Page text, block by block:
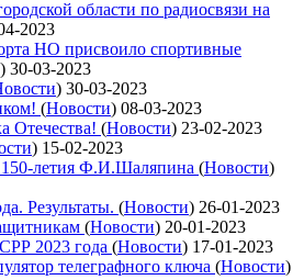
области по радиосвязи на
2023
НО присвоило спортивные
) 30-03-2023
) 30-03-2023
(Новости) 08-03-2023
Отечества! (Новости) 23-02-2023
) 15-02-2023
150-летия Ф.И.Шаляпина (Новости)
Результаты. (Новости) 26-01-2023
(Новости) 20-01-2023
2023 года (Новости) 17-01-2023
телеграфного ключа (Новости)